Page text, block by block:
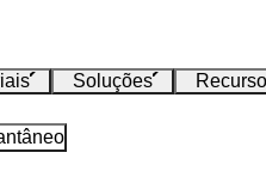
Soluções